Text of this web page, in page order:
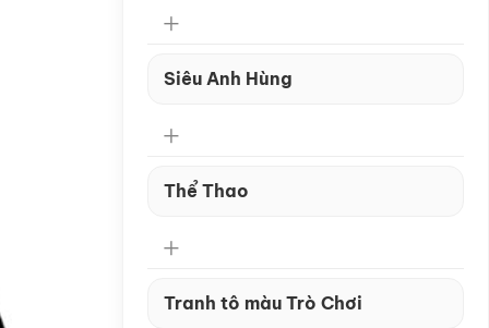
Siêu Anh Hùng
Thể Thao
Tranh tô màu Trò Chơi